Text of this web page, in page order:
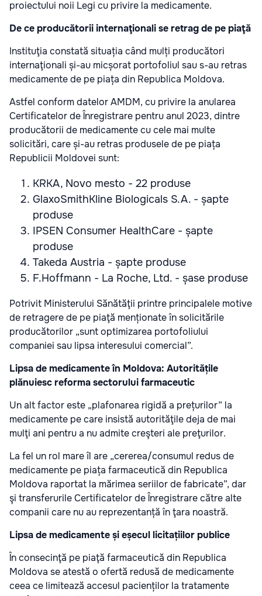
proiectului noii Legi cu privire la medicamente.
De ce producătorii internaţionali se retrag de pe piaţă
Instituţia constată situația când mulți producători
internaţionali și-au micșorat portofoliul sau s-au retras
medicamente de pe piața din Republica Moldova.
Astfel conform datelor AMDM, cu privire la anularea
Certificatelor de Înregistrare pentru anul 2023, dintre
producătorii de medicamente cu cele mai multe
solicitări, care și-au retras produsele de pe piața
Republicii Moldovei sunt:
KRKA, Novo mesto - 22 produse
GlaxoSmithKline Biologicals S.A. - șapte
produse
IPSEN Consumer HealthCare - șapte
produse
Takeda Austria - șapte produse
F.Hoffmann - La Roche, Ltd. - șase produse
Potrivit Ministerului Sănătăţii printre principalele motive
de retragere de pe piaţă menționate în solicitările
producătorilor „sunt optimizarea portofoliului
companiei sau lipsa interesului comercial”.
Lipsa de medicamente în Moldova: Autoritățile
plănuiesc reforma sectorului farmaceutic
Un alt factor este „plafonarea rigidă a prețurilor” la
medicamente pe care insistă autorităţile deja de mai
mulţi ani pentru a nu admite creşteri ale preţurilor.
La fel un rol mare îl are „cererea/consumul redus de
medicamente pe piața farmaceutică din Republica
Moldova raportat la mărimea seriilor de fabricate”, dar
şi transferurile Certificatelor de Înregistrare către alte
companii care nu au reprezentanță în ţara noastră.
Lipsa de medicamente și eșecul licitațiilor publice
În consecinţă pe piaţă farmaceutică din Republica
Moldova se atestă o ofertă redusă de medicamente
ceea ce limitează accesul pacienților la tratamente